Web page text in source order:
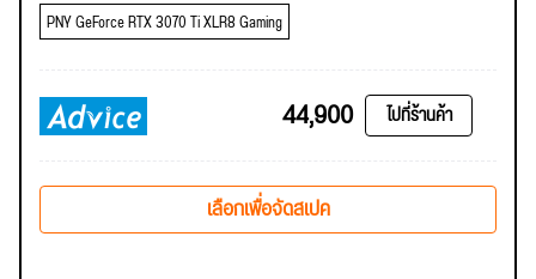
PNY GeForce RTX 3070 Ti XLR8 Gaming
44,900 ไปที่ร้านค้า
เลือกเพื่อจัดสเปค